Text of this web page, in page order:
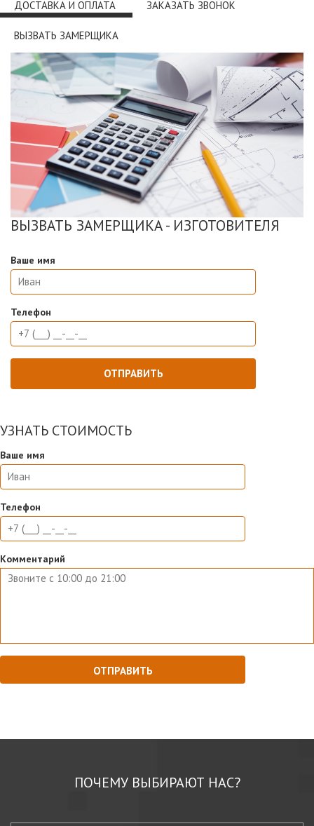
ДОСТАВКА И ОПЛАТА ЗАКАЗАТЬ ЗВОНОК
ВЫЗВАТЬ ЗАМЕРЩИКА
ВЫЗВАТЬ ЗАМЕРЩИКА - ИЗГОТОВИТЕЛЯ
Ваше имя
Телефон
УЗНАТЬ СТОИМОСТЬ
Ваше имя
Телефон
Комментарий
ПОЧЕМУ ВЫБИРАЮТ НАС?